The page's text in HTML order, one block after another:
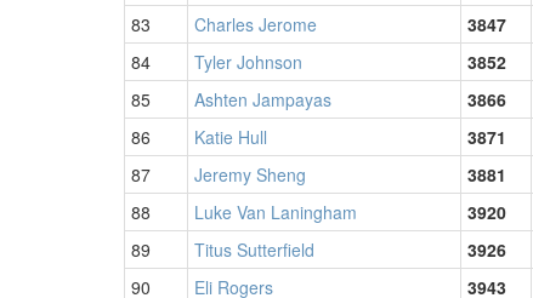
83
Charles Jerome 3847
84
Tyler Johnson 3852
85
Ashten Jampayas 3866
86
Katie Hull 3871
87
Jeremy Sheng 3881
88
Luke Van Laningham 3920
89
Titus Sutterfield 3926
90
Eli Rogers 3943